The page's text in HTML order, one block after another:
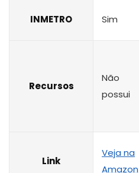
INMETRO Sim
Recursos
Não
possui
Link
Veja na
Amazon